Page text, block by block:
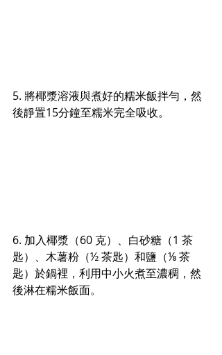
5. 將椰漿溶液與煮好的糯米飯拌勻，然
後靜置15分鐘至糯米完全吸收。
6. 加入椰漿（60 克）、白砂糖（1 茶
匙）、木薯粉（½ 茶匙）和鹽（⅛ 茶
匙）於鍋裡，利用中小火煮至濃稠，然
後淋在糯米飯面。